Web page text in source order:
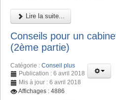
Lire la suite...
Conseils pour un
(2ème partie)
Catégorie : Conseil plus
Publication : 6 avril 2018
Mis à jour : 6 avril 2018
Affichages : 4886